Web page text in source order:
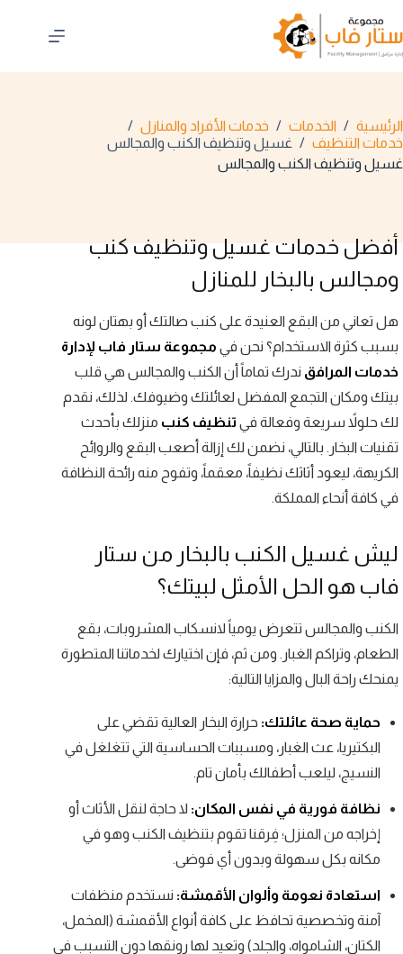
المحتوى
الرئيسية / الخدمات / خدمات الأفراد والمنازل /
خدمات التنظيف / غسيل وتنظيف الكنب والمجالس
غسيل وتنظيف الكنب والمجالس
أفضل خدمات غسيل وتنظيف كنب
ومجالس بالبخار للمنازل
هل تعاني من البقع العنيدة على كنب صالتك أو بهتان لونه
بسبب كثرة الاستخدام؟ نحن في مجموعة ستار فاب لإدارة
خدمات المرافق ندرك تماماً أن الكنب والمجالس هي قلب
بيتك ومكان التجمع المفضل لعائلتك وضيوفك. لذلك، نقدم
لك حلولاً سريعة وفعالة في تنظيف كنب منزلك بأحدث
تقنيات البخار. بالتالي، نضمن لك إزالة أصعب البقع والروائح
الكريهة، ليعود أثاثك نظيفاً، معقماً، وتفوح منه رائحة النظافة
في كافة أنحاء المملكة.
ليش غسيل الكنب بالبخار من ستار
فاب هو الحل الأمثل لبيتك؟
الكنب والمجالس تتعرض يومياً لانسكاب المشروبات، بقع
الطعام، وتراكم الغبار. ومن ثم، فإن اختيارك لخدماتنا المتطورة
يمنحك راحة البال والمزايا التالية:
حماية صحة عائلتك: حرارة البخار العالية تقضي على
البكتيريا، عث الغبار، ومسببات الحساسية التي تتغلغل في
النسيج، ليلعب أطفالك بأمان تام.
نظافة فورية في نفس المكان: لا حاجة لنقل الأثاث أو
إخراجه من المنزل؛ فِرقنا تقوم بتنظيف الكنب وهو في
مكانه بكل سهولة وبدون أي فوضى.
استعادة نعومة وألوان الأقمشة: نستخدم منظفات
آمنة وتخصصية تحافظ على كافة أنواع الأقمشة (المخمل،
الكتان، الشامواه، والجلد) وتعيد لها رونقها دون التسبب في